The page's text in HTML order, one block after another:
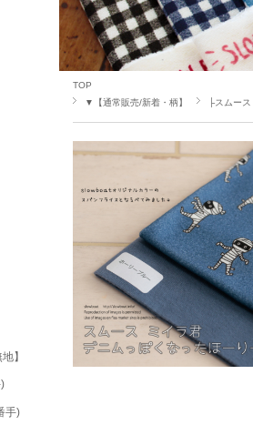
TOP
▼【通常販売/新着・柄】
├スムース
】
手)